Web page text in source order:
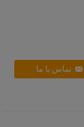
تماس با ما